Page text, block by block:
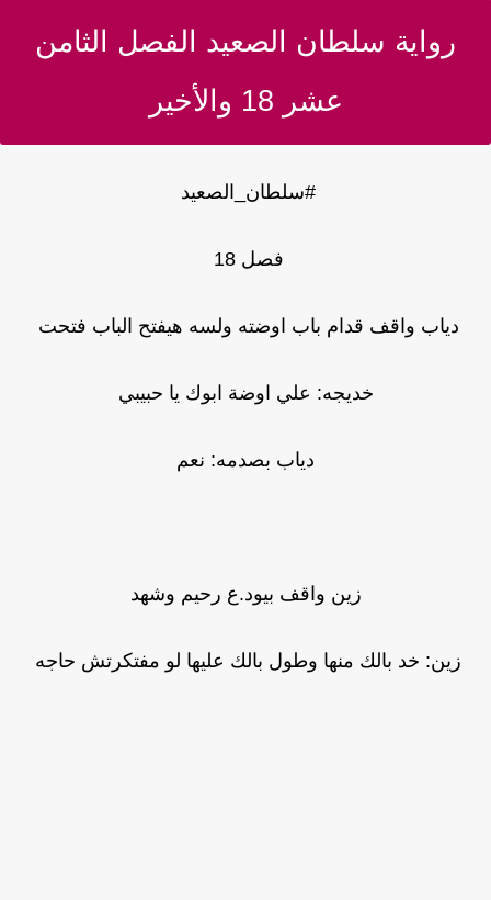
رواية سلطان الصعيد الفصل الثامن
عشر 18 والأخير
#سلطان_الصعيد
فصل 18
دياب واقف قدام باب اوضته ولسه هيفتح الباب فتحت
خديجه: علي اوضة ابوك يا حبيبي
دياب بصدمه: نعم
زين واقف بيود.ع رحيم وشهد
زين: خد بالك منها وطول بالك عليها لو مفتكرتش حاجه